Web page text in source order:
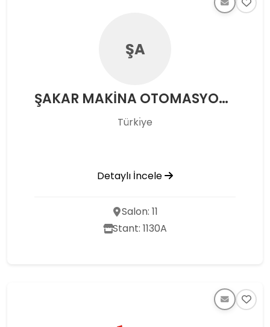
ŞA
ŞAKAR MAKİNA OTOMASYON İTH. İHR. SAN. VE TİC. LTD. ŞTİ.
Türkı̇ye
Detaylı İncele
Salon: 11
Stant: 1130A